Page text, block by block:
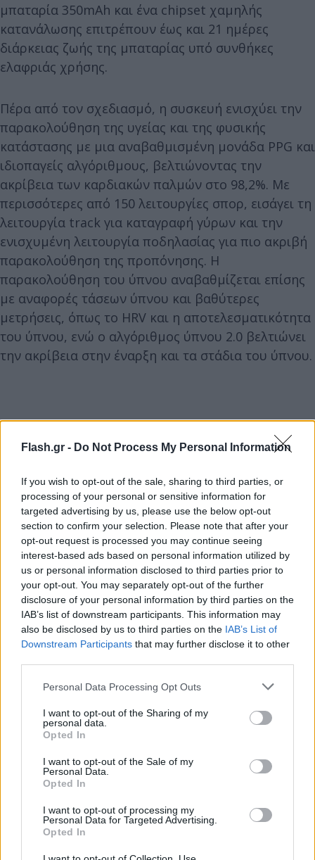
Flash.gr - Do Not Process My Personal Information
If you wish to opt-out of the sale, sharing to third parties, or
processing of your personal or sensitive information for
targeted advertising by us, please use the below opt-out
section to confirm your selection. Please note that after your
opt-out request is processed you may continue seeing
interest-based ads based on personal information utilized by
us or personal information disclosed to third parties prior to
your opt-out. You may separately opt-out of the further
disclosure of your personal information by third parties on the
IAB’s list of downstream participants. This information may
also be disclosed by us to third parties on the IAB’s List of
Downstream Participants that may further disclose it to other
Please note that this website/app uses one or more Google
not limited to your visit or usage behaviour. You may click to
grant or deny consent to Google and its third-party tags to
use your data for below specified purposes in below Google
consent section.
Personal Data Processing Opt Outs
I want to opt-out of the Sharing of my
personal data.
Opted In
I want to opt-out of the Sale of my
Personal Data.
Opted In
I want to opt-out of processing my
Personal Data for Targeted Advertising.
Opted In
μπαταρία 350mAh και ένα chipset χαμηλής
κατανάλωσης επιτρέπουν έως και 21 ημέρες
διάρκειας ζωής της μπαταρίας υπό συνθήκες
ελαφριάς χρήσης.
Πέρα από τον σχεδιασμό, η συσκευή ενισχύει την
παρακολούθηση της υγείας και της φυσικής
κατάστασης με μια αναβαθμισμένη μονάδα PPG και
ιδιοπαγείς αλγόριθμους, βελτιώνοντας την
ακρίβεια των καρδιακών παλμών στο 98,2%. Με
περισσότερες από 150 λειτουργίες σπορ, εισάγει τη
λειτουργία track για καταγραφή γύρων και την
ενισχυμένη λειτουργία ποδηλασίας για πιο ακριβή
παρακολούθηση της προπόνησης. Η
παρακολούθηση του ύπνου αναβαθμίζεται επίσης
με αναφορές τάσεων ύπνου και βαθύτερες
μετρήσεις, όπως το HRV και η αποτελεσματικότητα
του ύπνου, ενώ ο αλγόριθμος ύπνου 2.0 βελτιώνει
την ακρίβεια στην έναρξη και τα στάδια του ύπνου.
Επιπλέον, το Xiaomi Smart Band 10 Pro